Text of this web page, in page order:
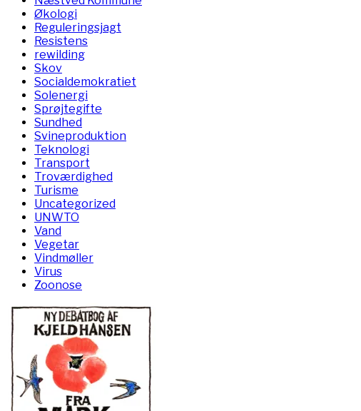
Økologi
Reguleringsjagt
Resistens
rewilding
Skov
Socialdemokratiet
Solenergi
Sprøjtegifte
Sundhed
Svineproduktion
Teknologi
Transport
Troværdighed
Turisme
Uncategorized
UNWTO
Vand
Vegetar
Vindmøller
Virus
Zoonose